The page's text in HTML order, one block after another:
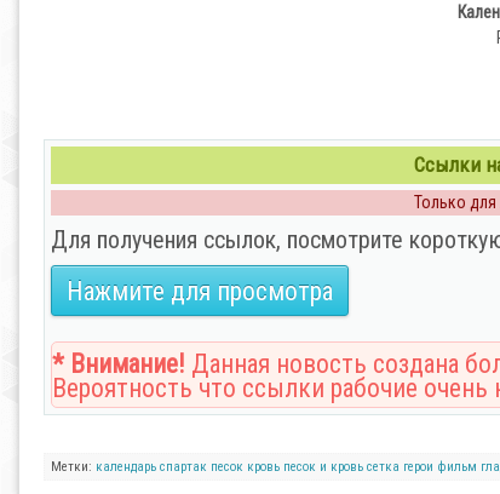
Ссылки
Только для
Для получения ссылок, посмотрите
Нажмите для просмотра
* Внимание! Данная новость создана
Вероятность что ссылки рабочие очень
Метки: календарь спартак песок кровь песок и кровь сетка герои фильм